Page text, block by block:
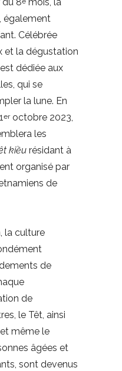
du 8
mois, la
également
Célébrée
et la dégustation
dédiée aux
qui se
la lune. En
eroctobre 2023,
les
kiều résidant à
organisé par
de
la culture
de
de
le Têt, ainsi
même le
âgées et
sont devenus